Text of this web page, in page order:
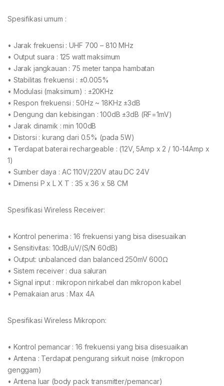
Spesifikasi umum :
• Jarak frekuensi : UHF 700 – 810 MHz
• Output suara : 125 watt maksimum
• Jarak jangkauan : 75 meter tanpa hambatan
• Stabilitas frekuensi : ±0.005%
• Modulasi (maksimum) : ±20KHz
• Respon frekuensi : 50Hz ~ 18KHz ±3dB
• Dengung dan kebisingan : 100dB ±3dB (RF=1mV)
• Jarak dinamik : min 100dB
• Distorsi : kurang dari 0.5% (pada 5W)
• Terdapat baterai rechargeable : (12V, 5Amp x 2 / 10-14Amp x
1)
• Sumber daya : AC 110V/220V atau DC 24V
• Dimensi P x L X T : 35 x 36 x 58 CM
Spesifikasi Wireless Receiver:
• Kontrol penerima : 16 frekuensi yang bisa disesuaikan
• Sensitivitas: 10dB/uV/(S/N 60dB)
• Output: unbalanced dan balanced 250mV 600Ω
• Sistem receiver : dua saluran
• Signal input : mikropon nirkabel dan mikropon kabel
• Pemakaian arus : Max 4A
Spesifikasi Wireless Mikropon:
• Kontrol pemancar : 16 frekuensi yang bisa disesuaikan
• Antena : Terdapat pengurang sirkuit noise (mikropon
genggam)
• Antena luar (body pack transmitter/pemancar)